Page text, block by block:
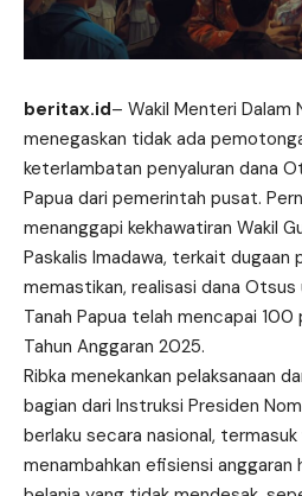
beritax.id– Wakil Menteri Dalam
menegaskan tidak ada
keterlambatan penyaluran dana
Papua dari pemerintah pusat.
menanggapi kekhawatiran Wakil
Paskalis Imadawa, terkait dugaan
memastikan, realisasi dana
Tanah Papua telah mencapai 100
Tahun Anggaran 2025.
Ribka menekankan pelaksanaan
bagian dari Instruksi Presiden
berlaku secara nasional, termasuk
menambahkan efisiensi anggaran